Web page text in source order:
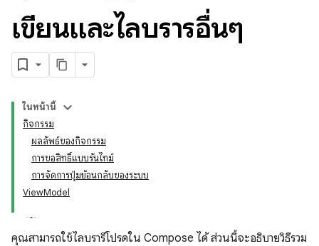
เขียนและไลบรารีอื่นๆ
ในหน้านี้
กิจกรรม
ผลลัพธ์ของกิจกรรม
การขอสิทธิ์แบบรันไทม์
การจัดการปุ่มย้อนกลับของระบบ
ViewModel
คุณสามารถใช้ไลบรารีโปรดใน Compose ได้ ส่วนนี้จะอธิบายวิธีรวม